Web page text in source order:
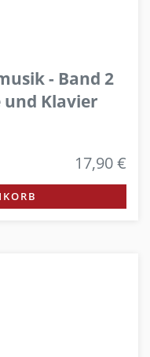
- Band 2
Klavier
17,90 €